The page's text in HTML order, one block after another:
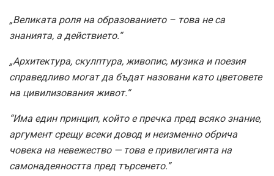
„Великата роля на образованието – това не са
знанията, а действието.“
„Архитектура, скулптура, живопис, музика и поезия
справедливо могат да бъдат назовани като цветовете
на цивилизования живот.“
“Има един принцип, който е пречка пред всяко знание,
аргумент срещу всеки довод и неизменно обрича
човека на невежество — това е привилегията на
самонадеяността пред търсенето.”